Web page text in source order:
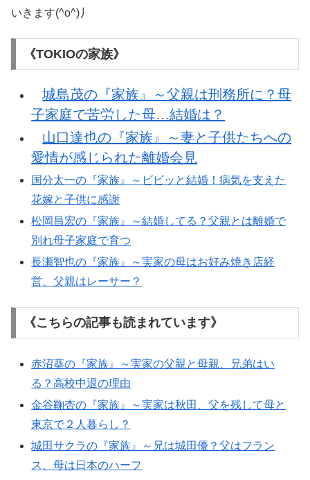
いきます(^o^)丿
《TOKIOの家族》
城島茂の『家族』～父親は刑務所に？母
子家庭で苦労した母…結婚は？
山口達也の『家族』～妻と子供たちへの
愛情が感じられた離婚会見
国分太一の『家族』～ビビッと結婚！病気を支えた
花嫁と子供に感謝
松岡昌宏の『家族』～結婚してる？父親とは離婚で
別れ母子家庭で育つ
長瀬智也の『家族』～実家の母はお好み焼き店経
営、父親はレーサー？
《こちらの記事も読まれています》
赤沼葵の『家族』～実家の父親と母親、兄弟はい
る？高校中退の理由
金谷鞠杏の『家族』～実家は秋田、父を残して母と
東京で２人暮らし？
城田サクラの『家族』～兄は城田優？父はフラン
ス、母は日本のハーフ